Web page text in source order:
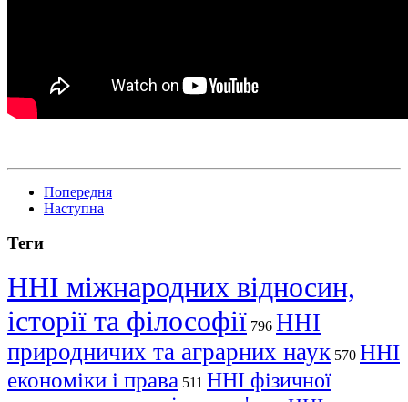
Попередня
Наступна
Теги
ННІ міжнародних відносин,
історії та філософії 796 ННІ
природничих та аграрних наук 570 ННІ
економіки і права 511 ННІ фізичної